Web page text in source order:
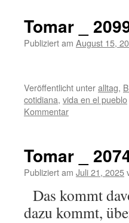
Tomar _
Publiziert am August 15,
Veröffentlicht unteralltag,
cotidiana, vida en el pueblo
Kommentar
Tomar _
Publiziert am Juli 21, 2025
Das kommt
dazu